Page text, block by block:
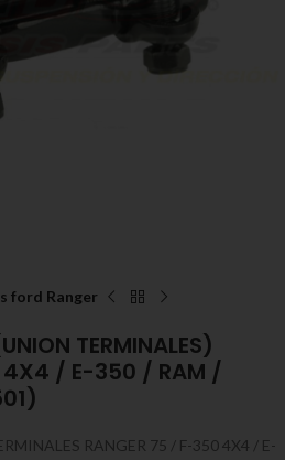
ford Ranger
TERMINALES)
4X4 / E-350 / RAM /
RANGER 75 / F-350 4X4 / E-